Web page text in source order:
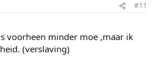
#11
voorheen minder moe ,maar ik
(verslaving)